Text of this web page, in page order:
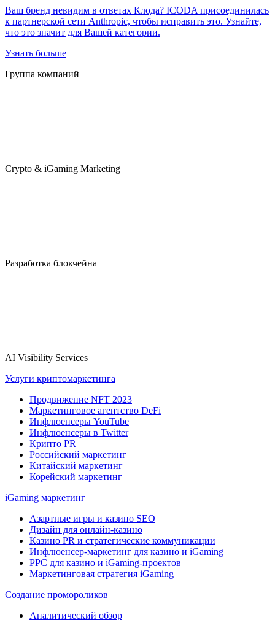
Ваш бренд невидим в ответах Клода? ICODA присоединилась
к партнерской сети Anthropic, чтобы исправить это. Узнайте,
что это значит для Вашей категории.
Узнать больше
Группа компаний
Crypto & iGaming Marketing
Разработка блокчейна
AI Visibility Services
Услуги криптомаркетинга
Продвижение NFT 2023
Маркетинговое агентство DeFi
Инфлюенсеры YouTube
Инфлюенсеры в Twitter
Крипто PR
Российский маркетинг
Китайский маркетинг
Корейский маркетинг
iGaming маркетинг
Азартные игры и казино SEO
Дизайн для онлайн-казино
Казино PR и стратегические коммуникации
Инфлюенсер-маркетинг для казино и iGaming
PPC для казино и iGaming-проектов
Маркетинговая стратегия iGaming
Создание промороликов
Аналитический обзор